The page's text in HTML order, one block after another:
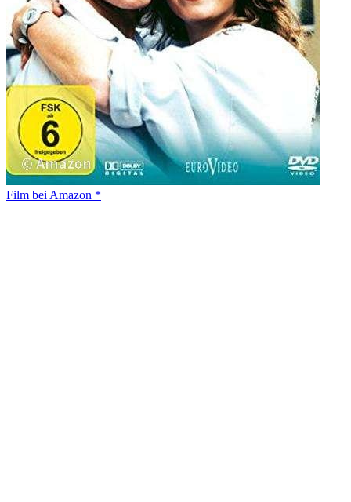
Film bei Amazon *